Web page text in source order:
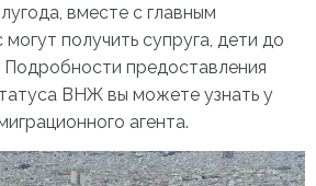
вместе с главным
получить супруга, дети до
Подробности предоставления
ВНЖ вы можете узнать у
агента.